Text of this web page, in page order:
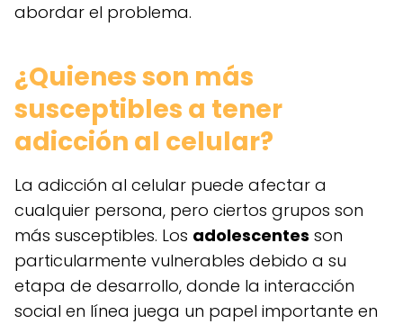
abordar el problema.
¿Quienes son más
susceptibles a tener
adicción al celular?
La adicción al celular puede afectar a
cualquier persona, pero ciertos grupos son
más susceptibles. Los adolescentes son
particularmente vulnerables debido a su
etapa de desarrollo, donde la interacción
social en línea juega un papel importante en